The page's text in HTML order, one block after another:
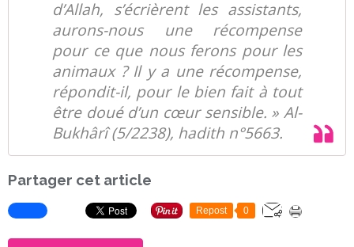
d’Allah, s’écrièrent les assistants,
aurons-nous une récompense
pour ce que nous ferons pour les
animaux ? Il y a une récompense,
répondit-il, pour le bien fait à tout
être doué d’un cœur sensible. » Al-
Bukhârî (5/2238), hadith n°5663.
Partager cet article
Repost 0